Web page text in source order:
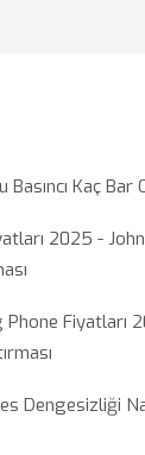
Basıncı Kaç
2025 -
Fiyatları
Dengesizliği